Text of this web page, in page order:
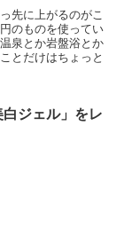
先に上がるのがこ
のものを使ってい
泉とか岩盤浴とか
とだけはちょっと
白ジェル」をレ